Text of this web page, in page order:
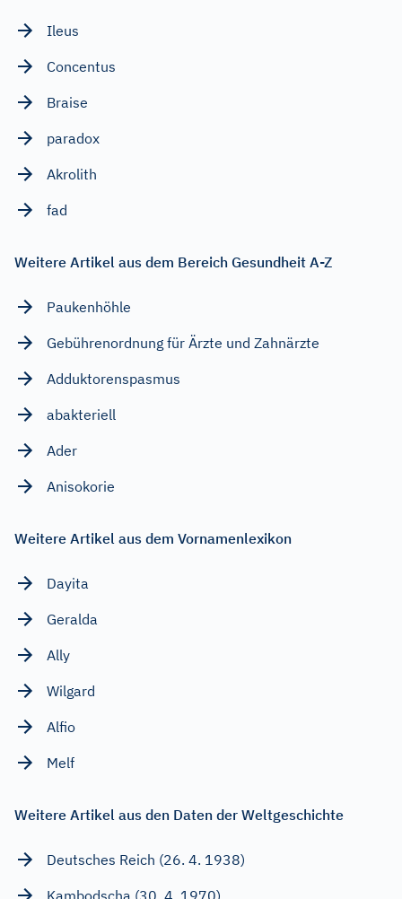
Ileus
Concentus
Braise
paradox
Akrolith
fad
Weitere Artikel aus dem Bereich Gesundheit A-Z
Paukenhöhle
Gebührenordnung für Ärzte und Zahnärzte
Adduktorenspasmus
abakteriell
Ader
Anisokorie
Weitere Artikel aus dem Vornamenlexikon
Dayita
Geralda
Ally
Wilgard
Alfio
Melf
Weitere Artikel aus den Daten der Weltgeschichte
Deutsches Reich (26. 4. 1938)
Kambodscha (30. 4. 1970)